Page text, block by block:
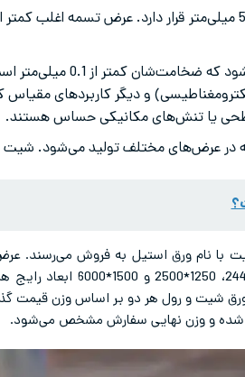
معمولاً به محصولاتی
و دیگر کاربردهای
یا تنش‌های مکانیکی حساس هستند.
عرض‌های مختلف تولید می‌شود. شیت
میلی‌متر هستند. برای ورق
شیت و رول هر دو بر اساس وزن قیمت
شده و وزن نهایی سفارش مشخص می‌شود.